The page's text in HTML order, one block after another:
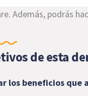
Además, podrás
de esta
los beneficios que